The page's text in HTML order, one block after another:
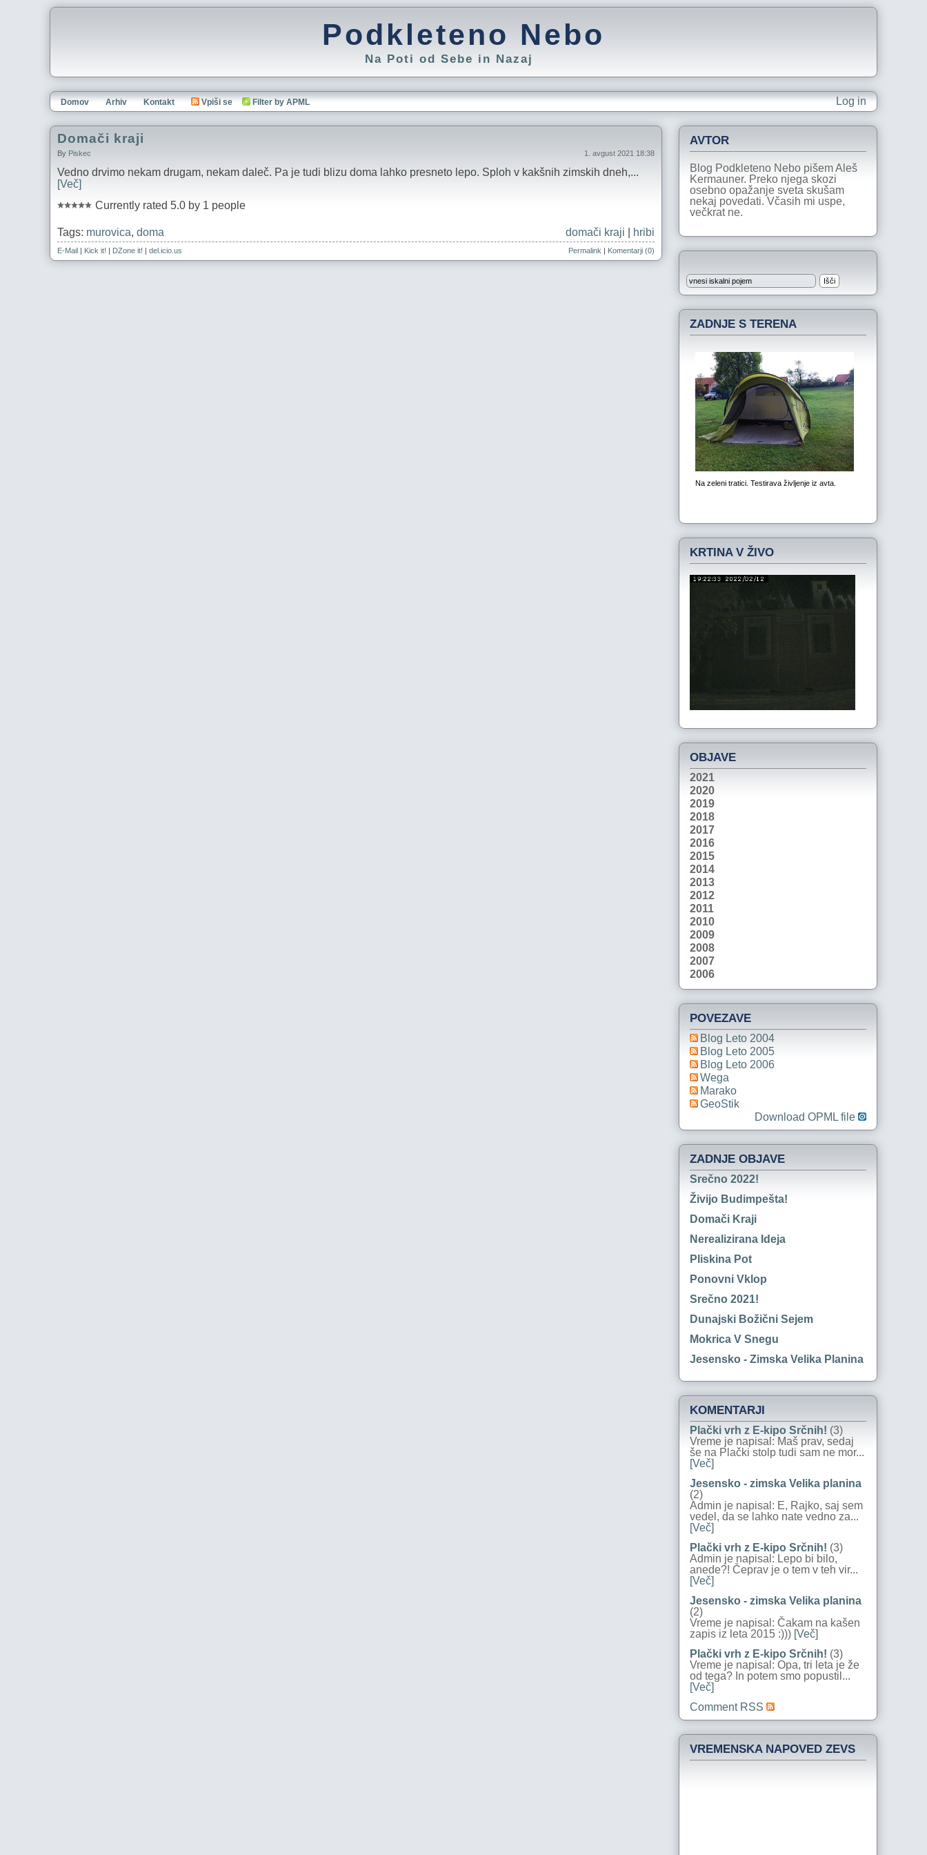
Podkleteno Nebo
Na Poti od Sebe in Nazaj
Log in
Domov Arhiv Kontakt Vpiši se Filter by APML
Domači kraji
By Piskec 1. avgust 2021 18:38
Vedno drvimo nekam drugam, nekam daleč. Pa je tudi blizu doma lahko presneto lepo. Sploh v kakšnih zimskih dneh,...
[Več]
Currently rated 5.0 by 1 people
Tags: murovica, doma domači kraji hribi
E-Mail | Kick it! | DZone it! | del.icio.us Permalink | Komentarji (0)
AVTOR
Blog Podkleteno Nebo pišem Aleš
Kermauner. Preko njega skozi
osebno opažanje sveta skušam
nekaj povedati. Včasih mi uspe,
večkrat ne.
ZADNJE S TERENA
KRTINA V ŽIVO
OBJAVE
2021
2020
2019
2018
2017
2016
2015
2014
2013
2012
2011
2010
2009
2008
2007
2006
POVEZAVE
Blog Leto 2004
Blog Leto 2005
Blog Leto 2006
Wega
Marako
GeoStik
Download OPML file
ZADNJE OBJAVE
Srečno 2022!
Živijo Budimpešta!
Domači Kraji
Nerealizirana Ideja
Pliskina Pot
Ponovni Vklop
Srečno 2021!
Dunajski Božični Sejem
Mokrica V Snegu
Jesensko - Zimska Velika Planina
KOMENTARJI
Plački vrh z E-kipo Srčnih! (3)
Vreme je napisal: Maš prav, sedaj
še na Plački stolp tudi sam ne mor...
[Več]
Jesensko - zimska Velika planina
(2)
Admin je napisal: E, Rajko, saj sem
vedel, da se lahko nate vedno za...
[Več]
Plački vrh z E-kipo Srčnih! (3)
Admin je napisal: Lepo bi bilo,
anede?! Čeprav je o tem v teh vir...
[Več]
Jesensko - zimska Velika planina
(2)
Vreme je napisal: Čakam na kašen
zapis iz leta 2015 :))) [Več]
Plački vrh z E-kipo Srčnih! (3)
Vreme je napisal: Opa, tri leta je že
od tega? In potem smo popustil...
[Več]
Comment RSS
VREMENSKA NAPOVED ZEVS